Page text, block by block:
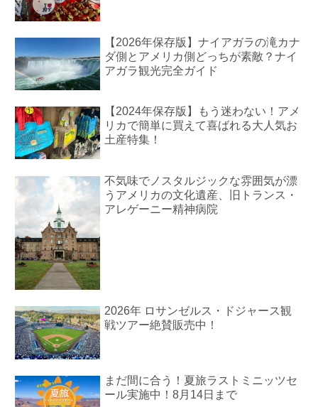
【2026年保存版】ナイアガラの滝カナ
ダ側とアメリカ側どっちが素敵？ナイ
アガラ観光完全ガイド
【2024年保存版】もう迷わない！アメ
リカで簡単に買えて喜ばれる大人気お
土産特集！
不気味でノスタルジックな雰囲気が漂
うアメリカの文化遺産、旧トランス・
アレゲーニー精神病院
2026年 ロサンゼルス・ドジャース観
戦ツアー絶賛販売中！
まだ間に合う！夏旅ラストミニッツセ
ール実施中！8月14日まで